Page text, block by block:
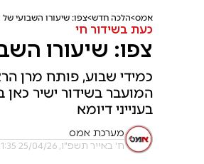
אמס הלכה חדש צפו: שיעורו השבועי
כעת בשידור חי
צפו: שיעורו
כמידי שבוע, פותח מרן
המועבר בשידור ישיר
בענייני דיומא
מערכת אמס
ח' באייר תשפ"ו, 25/04/26 21:35